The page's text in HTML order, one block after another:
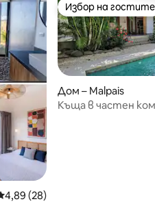
оценка: 4,89 от 5, 28
4,89 (28)
Избор на гостите
Избор на гостите
Дом – Malpais
Къща в частен